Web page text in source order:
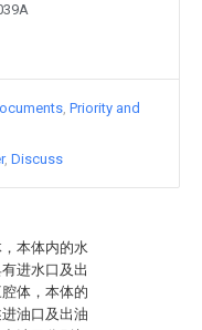
本体内的水
进水口及出
体，本体的
油口及出油
Priority and
Discuss